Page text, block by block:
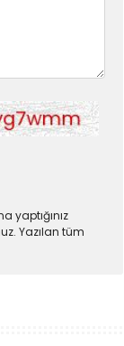
yaptığınız
Yazılan tüm